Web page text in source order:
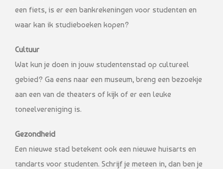
een fiets, is er een bankrekeningen voor studenten en
waar kan ik studieboeken kopen?
Cultuur
Wat kun je doen in jouw studentenstad op cultureel
gebied? Ga eens naar een museum, breng een bezoekje
aan een van de theaters of kijk of er een leuke
toneelvereniging is.
Gezondheid
Een nieuwe stad betekent ook een nieuwe huisarts en
tandarts voor studenten. Schrijf je meteen in, dan ben je